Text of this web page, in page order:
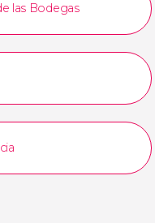
las Bodegas